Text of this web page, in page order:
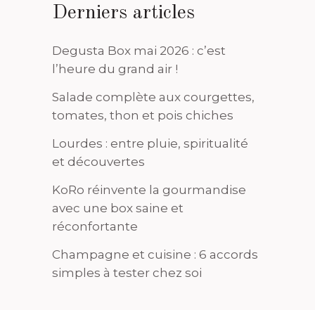
Derniers articles
Degusta Box mai 2026 : c’est
l’heure du grand air !
Salade complète aux courgettes,
tomates, thon et pois chiches
Lourdes : entre pluie, spiritualité
et découvertes
KoRo réinvente la gourmandise
avec une box saine et
réconfortante
Champagne et cuisine : 6 accords
simples à tester chez soi